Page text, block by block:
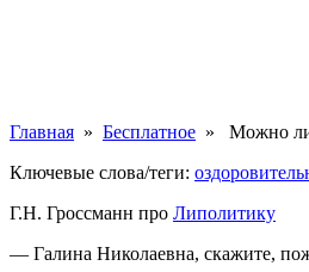
Главная » Бесплатное »
Можно ли
Ключевые слова/теги:
Г.Н. Гроссманн про Липолитику
— Галина Николаевна, скажите,